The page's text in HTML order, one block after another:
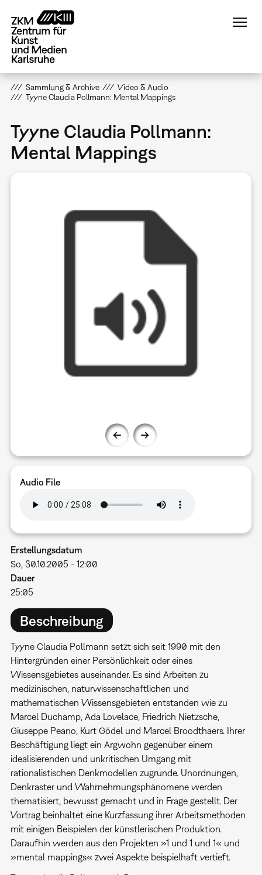
zum
Inhalt
Sammlung & Archive
Video & Audio
Tyyne Claudia Pollmann: Mental Mappings
Tyyne Claudia Pollmann:
Mental Mappings
Audio File
Erstellungsdatum
So, 30.10.2005 - 12:00
Dauer
25:05
Beschreibung
Tyyne Claudia Pollmann setzt sich seit 1990 mit den
Hintergründen einer Persönlichkeit oder eines
Wissensgebietes auseinander. Es sind Arbeiten zu
medizinischen, naturwissenschaftlichen und
mathematischen Wissensgebieten entstanden wie zu
Marcel Duchamp, Ada Lovelace, Friedrich Nietzsche,
Giuseppe Peano, Kurt Gödel und Marcel Broodthaers. Ihrer
Beschäftigung liegt ein Argwohn gegenüber einem
idealisierenden und unkritischen Umgang mit
rationalistischen Denkmodellen zugrunde. Unordnungen,
Denkraster und Wahrnehmungsphänomene werden
thematisiert, bewusst gemacht und in Frage gestellt. Der
Vortrag beinhaltet eine Kurzfassung ihrer Arbeitsmethoden
mit einigen Beispielen der künstlerischen Produktion.
Daraufhin werden aus den Projekten »1 und 1 und 1« und
»mental mappings« zwei Aspekte beispielhaft vertieft.